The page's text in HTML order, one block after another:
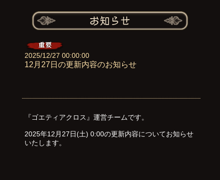
2025/12/27 00:00:00
12月27日の更新内容のお知らせ
『ゴエティアクロス』運営チームです。
2025年12月27日(土) 0:00の更新内容についてお知らせ
いたします。